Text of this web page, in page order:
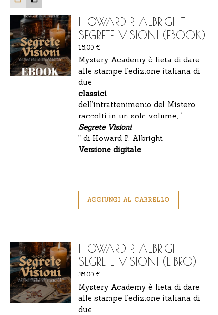
HOWARD P. ALBRIGHT –
SEGRETE VISIONI (EBOOK)
15,00€
Mystery Academy è lieta di dare
alle stampe l’edizione italiana di
due
classici
dell’intrattenimento del Mistero
raccolti in un solo volume, “
Segrete Visioni
” di Howard P. Albright.
Versione digitale
.
AGGIUNGI AL CARRELLO
HOWARD P. ALBRIGHT –
SEGRETE VISIONI (LIBRO)
35,00€
Mystery Academy è lieta di dare
alle stampe l’edizione italiana di
due